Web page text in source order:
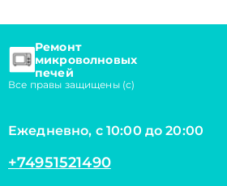
Ремонт
микроволновых
печей
Все правы защищены (с)
Ежедневно, с 10:00 до 20:00
+74951521490